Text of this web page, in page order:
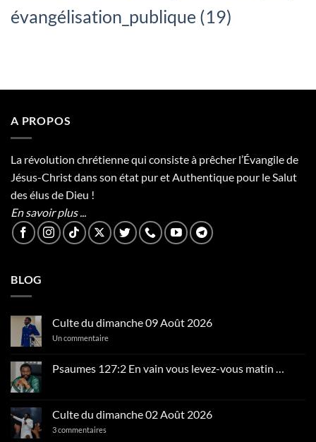
évangélisation_publique (19)
A PROPOS
La révolution chrétienne qui consiste à prêcher l’Évangile de
Jésus-Christ dans son état pur et Authentique pour le Salut
des élus de Dieu !
En savoir plus ...
BLOG
Culte du dimanche 09 Août 2026
Un commentairesur
dimanche
09
Psaumes 127:2 En vain vous levez-vous matin …
Psaumes
127:2
En
Culte du dimanche 02 Août 2026
3 commentairessur